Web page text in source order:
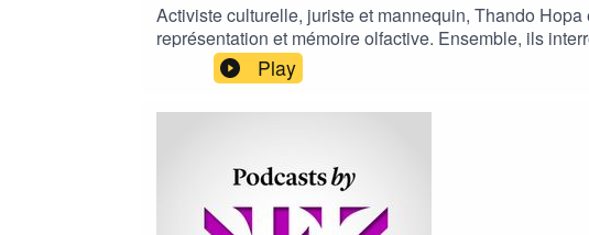
Activiste culturelle, juriste et mannequin, Thando
représentation et mémoire olfactive. Ensemble, ils
valorisation des patrimoines immatériels et les
mené par Clément Paradis.Ce podcast est disponible
https://podcasts.bynez.com---Retrouvez tous nos
Play